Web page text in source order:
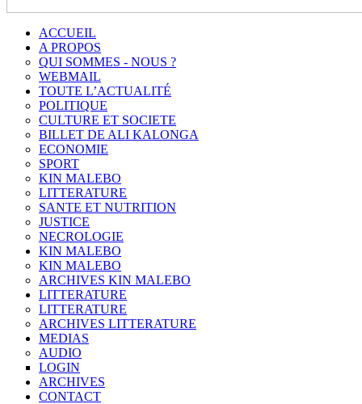
ACCUEIL
A PROPOS
QUI SOMMES - NOUS ?
WEBMAIL
TOUTE L’ACTUALITÉ
POLITIQUE
CULTURE ET SOCIETE
BILLET DE ALI KALONGA
ECONOMIE
SPORT
KIN MALEBO
LITTERATURE
SANTE ET NUTRITION
JUSTICE
NECROLOGIE
KIN MALEBO
KIN MALEBO
ARCHIVES KIN MALEBO
LITTERATURE
LITTERATURE
ARCHIVES LITTERATURE
MEDIAS
AUDIO
LOGIN
ARCHIVES
CONTACT